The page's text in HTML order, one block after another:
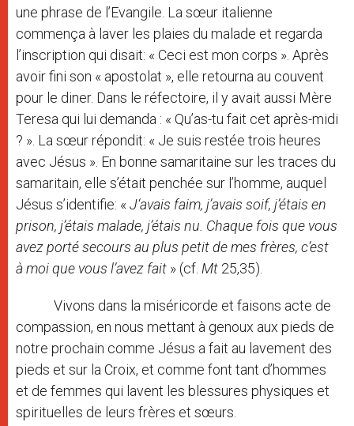
une phrase de l’Evangile. La sœur italienne
commença à laver les plaies du malade et regarda
l’inscription qui disait: « Ceci est mon corps ». Après
avoir fini son « apostolat », elle retourna au couvent
pour le diner. Dans le réfectoire, il y avait aussi Mère
Teresa qui lui demanda : « Qu’as-tu fait cet après-midi
? ». La sœur répondit: « Je suis restée trois heures
avec Jésus ». En bonne samaritaine sur les traces du
samaritain, elle s’était penchée sur l’homme, auquel
Jésus s’identifie: « J‘avais faim, j’avais soif, j’étais en
prison, j’étais malade, j’étais nu Chaque fois que vous
avez porté secours au plus petit de mes frères, c’est
à moi que vous l’avez fait » (cf. Mt 25,35).
Vivons dans la miséricorde et faisons acte de
compassion, en nous mettant à genoux aux pieds de
notre prochain comme Jésus a fait au lavement des
pieds et sur la Croix, et comme font tant d’hommes
et de femmes qui lavent les blessures physiques et
spirituelles de leurs frères et sœurs.